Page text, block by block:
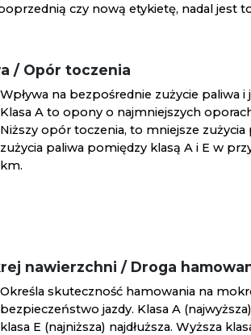
czy nową etykietę, nadal jest
/ Opór toczenia
Wpływa na bezpośrednie zużycie paliwa
Klasa A to opony o najmniejszych
Niższy opór toczenia, to mniejsze zużycia
zużycia paliwa pomiędzy klasą A i E w
km.
nawierzchni / Droga
Określa skuteczność hamowania na
bezpieczeństwo jazdy. Klasa A
klasa E (najniższa) najdłuższa. Wyższa